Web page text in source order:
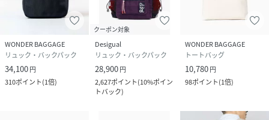
WONDER BAGGAGE
リュック・バックパック
34,100円
310ポイント(1倍)
クーポン対象
Desigual
リュック・バックパック
28,900円
2,627ポイント(10%ポイン
トバック)
WONDER BAGGAGE
トートバッグ
10,780円
98ポイント(1倍)